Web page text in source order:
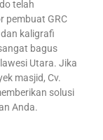
telah
pembuat GRC
kaligrafi
bagus
Utara. Jika
masjid, Cv.
solusi
Anda.